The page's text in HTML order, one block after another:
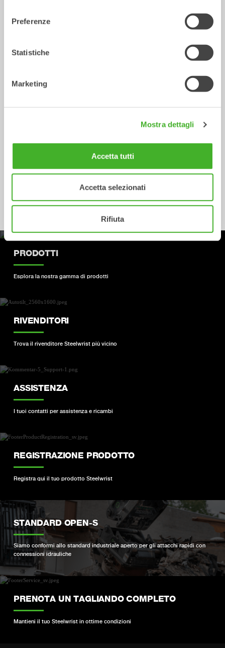
Preferenze
Statistiche
Marketing
Mostra dettagli
Accetta tutti
Accetta selezionati
Rifiuta
GEOfit
Accessori
Benna/ CAT 390F L (2017)
Benna
PRODOTTI
Esplora la nostra gamma di prodotti
RIVENDITORI
Trova il rivenditore Steelwrist più vicino
ASSISTENZA
I tuoi contatti per assistenza e ricambi
REGISTRAZIONE PRODOTTO
Registra qui il tuo prodotto Steelwrist
STANDARD OPEN-S
Siamo conformi allo standard industriale aperto per gli attacchi rapidi con
connessioni idrauliche
PRENOTA UN TAGLIANDO COMPLETO
Mantieni il tuo Steelwrist in ottime condizioni